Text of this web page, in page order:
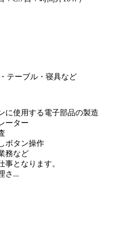
テーブル・寝具など
に使用する電子部品の製造
ーター
ボタン操作
務など
事となります。
さ...